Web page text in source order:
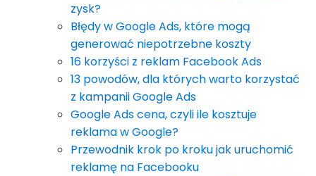
zysk?
Błędy w Google Ads, które mogą
generować niepotrzebne koszty
16 korzyści z reklam Facebook Ads
13 powodów, dla których warto korzystać
z kampanii Google Ads
Google Ads cena, czyli ile kosztuje
reklama w Google?
Przewodnik krok po kroku jak uruchomić
reklamę na Facebooku